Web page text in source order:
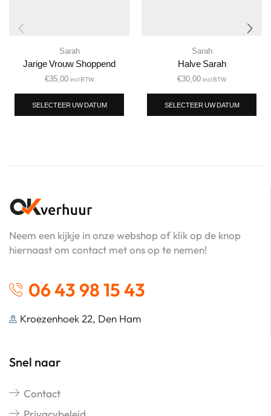
Sarah
Jarige Vrouw Shoppend
€35,00 incl BTW
SELECTEER UW DATUM
Sarah
Halve Sarah
€30,00 incl BTW
SELECTEER UW DATUM
Neem een kijkje in onze webshop of klik op de knop
hiernaast om contact met ons op te nemen!
06 43 98 15 43
Kroezenhoek 22, Den Ham
Snel naar
Contact